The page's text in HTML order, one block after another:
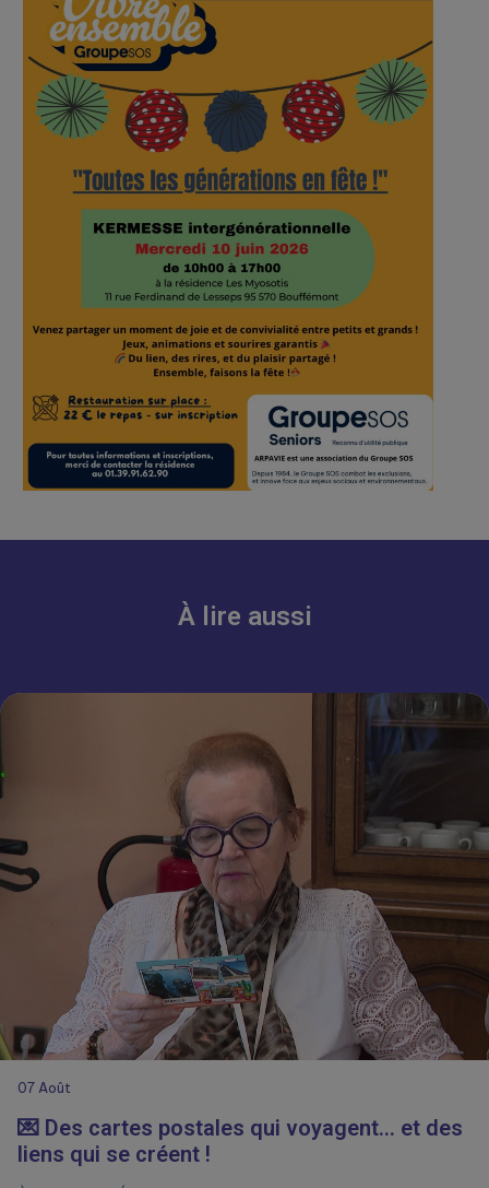
À lire aussi
07 Août
💌 Des cartes postales qui voyagent… et des
liens qui se créent !